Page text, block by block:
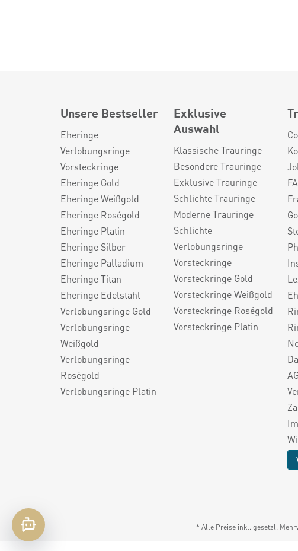
Unsere Bestseller
Eheringe
Verlobungsringe
Vorsteckringe
Eheringe Gold
Eheringe Weißgold
Eheringe Roségold
Eheringe Platin
Eheringe Silber
Eheringe Palladium
Eheringe Titan
Eheringe Edelstahl
Verlobungsringe Gold
Verlobungsringe
Weißgold
Verlobungsringe
Roségold
Verlobungsringe Platin
Exklusive
Auswahl
Klassische Trauringe
Besondere Trauringe
Exklusive Trauringe
Schlichte Trauringe
Moderne Trauringe
Schlichte
Verlobungsringe
Vorsteckringe
Vorsteckringe Gold
Vorsteckringe Weißgold
Vorsteckringe Roségold
Vorsteckringe Platin
* Alle Preise inkl. gesetzl.